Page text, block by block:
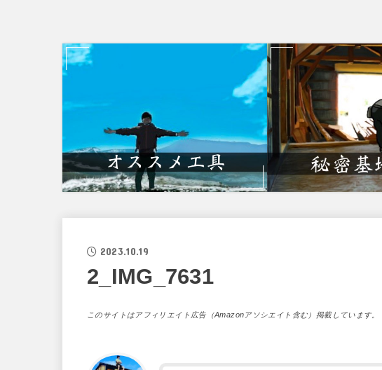
2023.10.19
2_IMG_7631
このサイトはアフィリエイト広告（Amazonアソシエイト含む）掲載しています。